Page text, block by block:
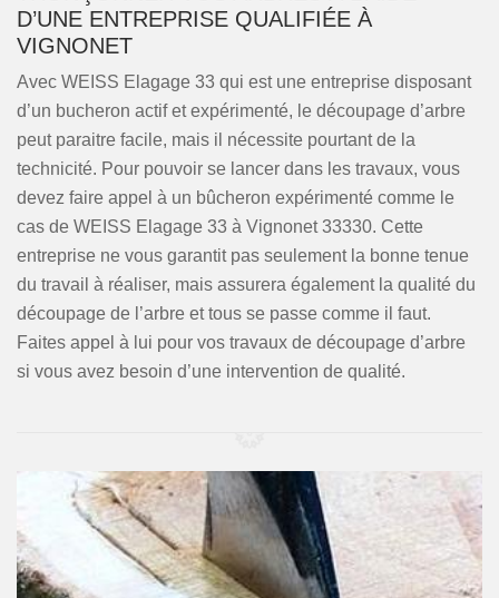
D’UNE ENTREPRISE QUALIFIÉE À
VIGNONET
Avec WEISS Elagage 33 qui est une entreprise disposant
d’un bucheron actif et expérimenté, le découpage d’arbre
peut paraitre facile, mais il nécessite pourtant de la
technicité. Pour pouvoir se lancer dans les travaux, vous
devez faire appel à un bûcheron expérimenté comme le
cas de WEISS Elagage 33 à Vignonet 33330. Cette
entreprise ne vous garantit pas seulement la bonne tenue
du travail à réaliser, mais assurera également la qualité du
découpage de l’arbre et tous se passe comme il faut.
Faites appel à lui pour vos travaux de découpage d’arbre
si vous avez besoin d’une intervention de qualité.